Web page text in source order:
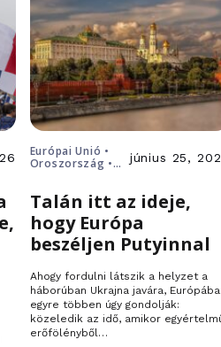
Európai Unió •
Oroszország •
június 25,
Talán itt az ideje,
hogy Európa
beszéljen Putyinnal
Ahogy fordulni látszik a helyzet a
háborúban Ukrajna javára,
egyre többen úgy gondolják:
közeledik az idő, amikor
erőfölényből…